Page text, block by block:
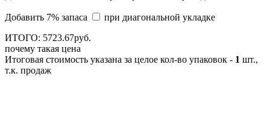
Добавить 7% запаса
при диагональной укладке
ИТОГО: 5723.67руб.
почему такая цена
Итоговая стоимость указана за целое кол-во упаковок - 1 шт.,
т.к. продаж